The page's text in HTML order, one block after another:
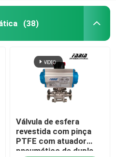
(38)
Válvula de esfera
revestida com pinça
PTFE com atuador
pneumático de dupla